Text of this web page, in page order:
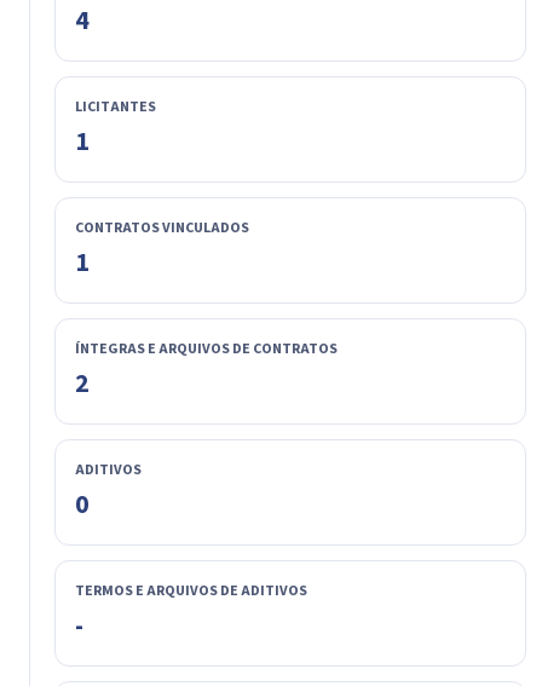
4
LICITANTES
1
CONTRATOS VINCULADOS
1
ÍNTEGRAS E ARQUIVOS DE CONTRATOS
2
ADITIVOS
0
TERMOS E ARQUIVOS DE ADITIVOS
-